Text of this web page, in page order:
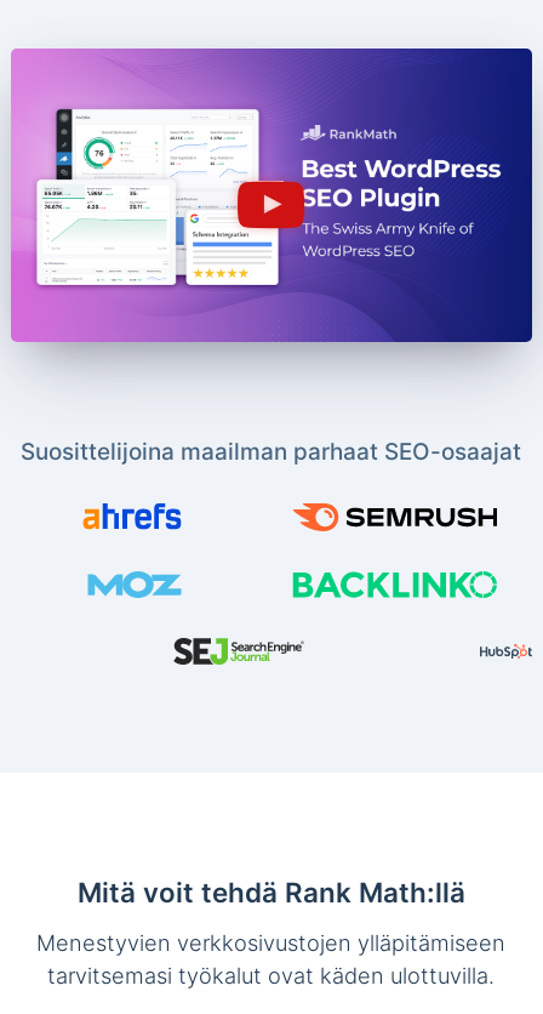
Suosittelijoina maailman parhaat SEO-osaajat
Mitä voit tehdä Rank Math:llä
Menestyvien verkkosivustojen ylläpitämiseen
tarvitsemasi työkalut ovat käden ulottuvilla.